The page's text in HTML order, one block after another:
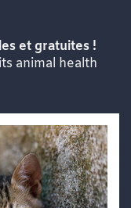
et gratuites !
animal health